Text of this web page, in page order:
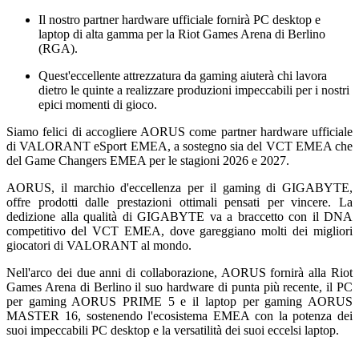
Il nostro partner hardware ufficiale fornirà PC desktop e
laptop di alta gamma per la Riot Games Arena di Berlino
(RGA).
Quest'eccellente attrezzatura da gaming aiuterà chi lavora
dietro le quinte a realizzare produzioni impeccabili per i nostri
epici momenti di gioco.
Siamo felici di accogliere AORUS come partner hardware ufficiale
di VALORANT eSport EMEA, a sostegno sia del VCT EMEA che
del Game Changers EMEA per le stagioni 2026 e 2027.
AORUS, il marchio d'eccellenza per il gaming di GIGABYTE,
offre prodotti dalle prestazioni ottimali pensati per vincere. La
dedizione alla qualità di GIGABYTE va a braccetto con il DNA
competitivo del VCT EMEA, dove gareggiano molti dei migliori
giocatori di VALORANT al mondo.
Nell'arco dei due anni di collaborazione, AORUS fornirà alla Riot
Games Arena di Berlino il suo hardware di punta più recente, il PC
per gaming AORUS PRIME 5 e il laptop per gaming AORUS
MASTER 16, sostenendo l'ecosistema EMEA con la potenza dei
suoi impeccabili PC desktop e la versatilità dei suoi eccelsi laptop.